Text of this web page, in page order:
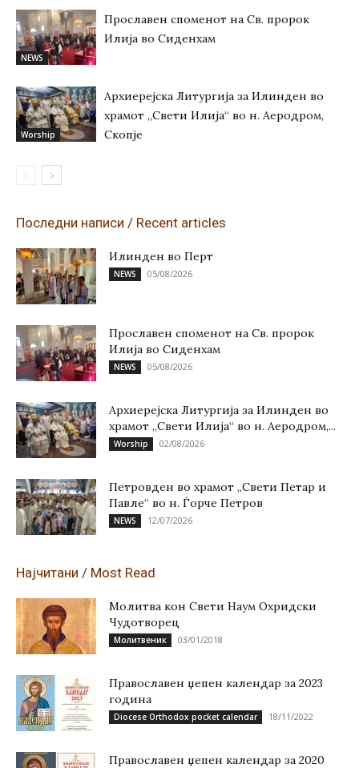
NEWS
Прославен споменот на Св. пророк
Илија во Сиденхам
Worship
Архиерејска Литургија за Илинден во
храмот „Свети Илија“ во н. Аеродром,
Скопје
Последни написи / Recent articles
Илинден во Перт
NEWS 05/08/2026
Прославен споменот на Св. пророк
Илија во Сиденхам
NEWS 05/08/2026
Архиерејска Литургија за Илинден во
храмот „Свети Илија“ во н. Аеродром,...
Worship 02/08/2026
Петровден во храмот „Свети Петар и
Павле“ во н. Ѓорче Петров
NEWS 12/07/2026
Најчитани / Most Read
Молитва кон Свети Наум Охридски
Чудотворец
Молитвеник 03/01/2018
Православен џепен календар за 2023
година
Diocese Orthodox pocket calendar 18/11/2022
Православен џепен календар за 2020